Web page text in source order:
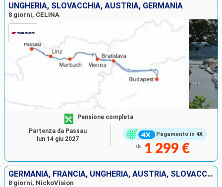
UNGHERIA, SLOVACCHIA, AUSTRIA, GERMANIA
8 giorni, CELINA
Pagamento in 4X
Pensione completa
da 1 299 €
Partenza da Passau
lun 14 giu 2027
GERMANIA, FRANCIA, UNGHERIA, AUSTRIA, SLOVACCHIA
8 giorni, NickoVision